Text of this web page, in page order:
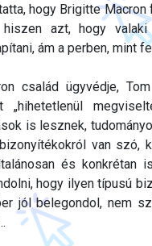
hogy Brigitte
hiszen azt, hogy
ám a perben, mint
család ügyvédje,
„hihetetlenül
is lesznek,
van szó,
és konkrétan
hogy ilyen típusú
jól belegondol, nem